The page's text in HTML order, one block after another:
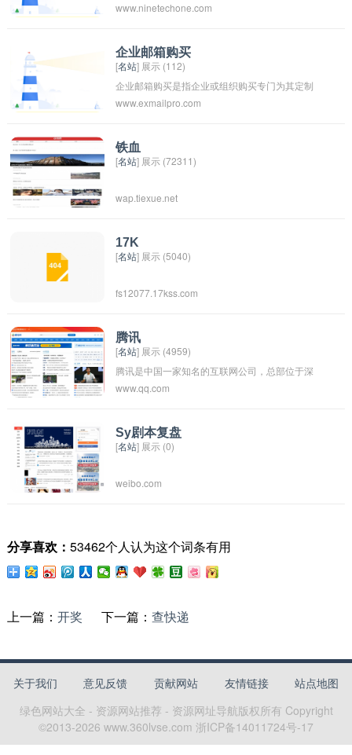
www.ninetechone.com
企业邮箱购买
[名站] 展示 (112)
企业邮箱购买是指企业或组织购买专门为其定制
的、符合品牌标识的企业邮箱服务。企业邮箱通
专业的邮件管理功能，可以帮助企业提升形象，
并更好地管理和保护邮件通讯。企业邮箱的购买
网服务供应商。
www.exmailpro.com
铁血
[名站] 展示 (72311)
wap.tiexue.net
17K
[名站] 展示 (5040)
fs12077.17kss.com
腾讯
[名站] 展示 (4959)
腾讯是中国一家知名的互联网公司，总部位于深
圳，成立于1998年。腾讯旗下拥有多个知名产品
间、手机游戏宝藏网等，同时也涉足金融、媒
体、电子商务等多个领域。腾讯是全球市值最高
军企业之一。
www.qq.com
Sy剧本复盘
[名站] 展示 (0)
weibo.com
分享喜欢： 53462个人认为这个词条有用
上一篇： 开奖 下一篇： 查快递
关于我们 意见反馈 贡献网站 友情链接
站点地图
绿色网站大全 - 资源网站推荐 - 资源网址导航版权所有 Copyright
©2013-2026 www.360lvse.com 浙ICP备14011724号-17